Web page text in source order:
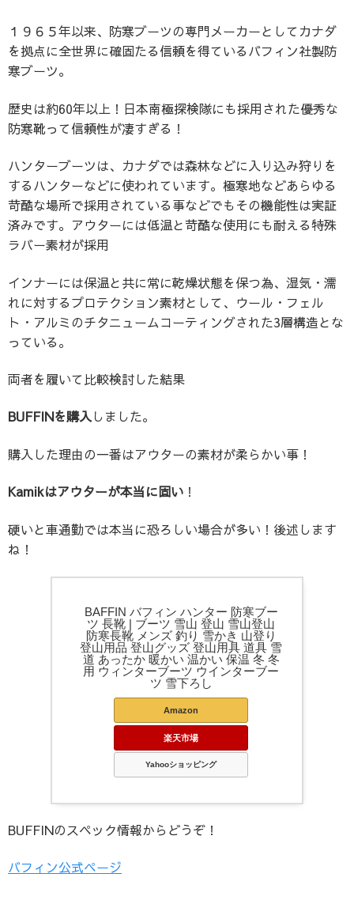
１９６５年以来、防寒ブーツの専門メーカーとしてカナダ
を拠点に全世界に確固たる信頼を得ているバフィン社製防
寒ブーツ。
歴史は約60年以上！ 日本南極探検隊にも採用された優秀な
防寒靴って信頼性が凄すぎる！
ハンターブーツは、カナダでは森林などに入り込み狩りを
するハンターなどに使われています。極寒地などあらゆる
苛酷な場所で採用されている事などでもその機能性は実証
済みです。 アウターには低温と苛酷な使用にも耐える特殊
ラバー素材が採用
インナーには保温と共に常に乾燥状態を保つ為、湿気・濡
れに対するプロテクション素材として、ウール・フェル
ト・アルミのチタニュームコーティングされた3層構造とな
っている。
両者を履いて比較検討した結果
BUFFINを購入しました。
購入した理由の一番はアウターの素材が柔らかい事！
Kamikはアウターが本当に固い ！
硬いと車通勤では本当に恐ろしい場合が多い！後述します
ね！
BAFFIN バフィン ハンター 防寒ブー
ツ 長靴 | ブーツ 雪山 登山 雪山登山
防寒長靴 メンズ 釣り 雪かき 山登り
登山用品 登山グッズ 登山用具 道具 雪
道 あったか 暖かい 温かい 保温 冬 冬
用 ウィンターブーツ ウインターブー
ツ 雪下ろし
Amazon
楽天市場
Yahooショッピング
BUFFINのスペック情報からどうぞ！
バフィン公式ページ